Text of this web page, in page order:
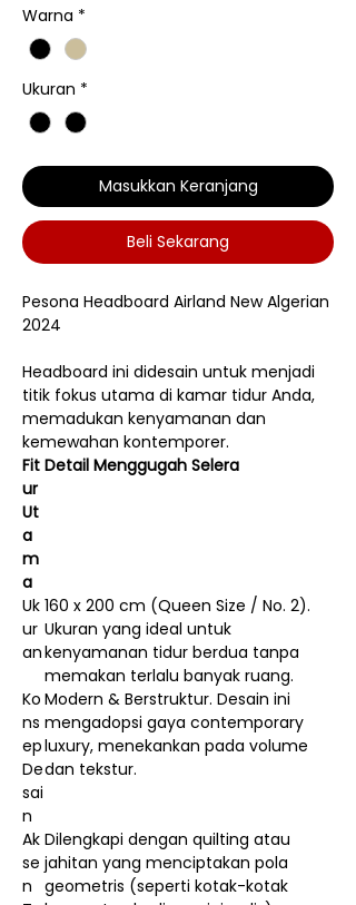
Warna *
Ukuran *
Masukkan Keranjang
Beli Sekarang
Pesona Headboard Airland New Algerian
2024
Headboard ini didesain untuk menjadi
titik fokus utama di kamar tidur Anda,
memadukan kenyamanan dan
kemewahan kontemporer.
Fit
ur
Ut
a
m
a
Detail Menggugah Selera
Uk
ur
an
160 x 200 cm (Queen Size / No. 2).
Ukuran yang ideal untuk
kenyamanan tidur berdua tanpa
memakan terlalu banyak ruang.
Ko
ns
ep
De
sai
n
Modern & Berstruktur. Desain ini
mengadopsi gaya contemporary
luxury, menekankan pada volume
dan tekstur.
Ak
se
n
Dilengkapi dengan quilting atau
jahitan yang menciptakan pola
geometris (seperti kotak-kotak